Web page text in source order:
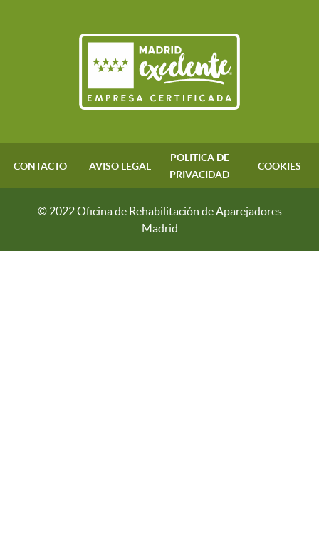
CONTACTO AVISO LEGAL
POLÍTICA DE
PRIVACIDAD
COOKIES
© 2022 Oficina de Rehabilitación de Aparejadores
Madrid